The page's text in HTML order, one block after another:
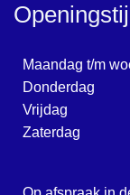
Maandag t/m
Donderdag
Vrijdag
Zaterdag